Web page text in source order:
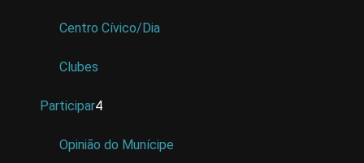
Centro Cívico/Dia
Clubes
Participar4
Opinião do Munícipe